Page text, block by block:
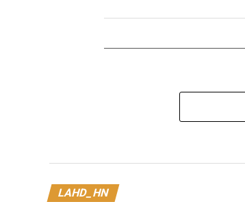
LAHD_HN